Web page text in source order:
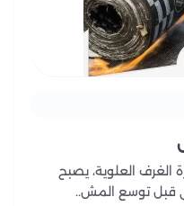
الغرف العلوية، يصبح
قبل توسع المش..